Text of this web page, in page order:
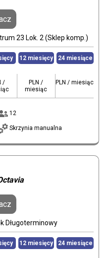
23 Lok. 2 (Sklep komp.)
12 miesięcy 24 miesiące
/
PLN /
miesiąc
PLN / miesiąc
12
Skrzynia manualna
Długoterminowy
12 miesięcy 24 miesiące